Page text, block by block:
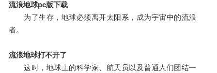
流浪地球pc版下载
为了生存，地球必须离开太阳系，成为宇宙中的流浪
者。
流浪地球打不开了
这时，地球上的科学家、航天员以及普通人们团结一